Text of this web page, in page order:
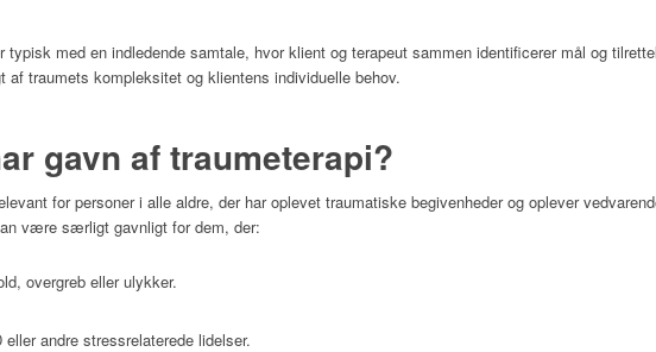
typisk med en indledende samtale, hvor klient og terapeut sammen identificerer mål og
af traumets kompleksitet og klientens individuelle behov.
gavn af traumeterapi?
for personer i alle aldre, der har oplevet traumatiske begivenheder og oplever
være særligt gavnligt for dem, der:
overgreb eller ulykker.
eller andre stressrelaterede lidelser.